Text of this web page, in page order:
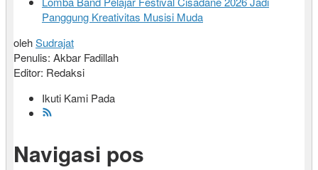
Panggung Kreativitas Musisi Muda
olehSudrajat
Penulis: Akbar Fadillah
Editor: Redaksi
Ikuti Kami Pada
Navigasi pos